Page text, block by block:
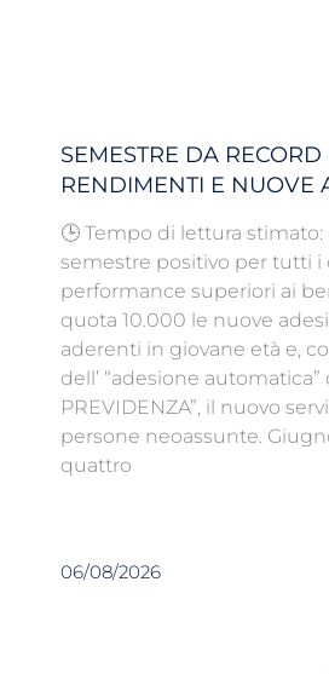
SEMESTRE DA RECORD
RENDIMENTI E NUOVE
🕒 Tempo di lettura
semestre positivo per tutti i
performance superiori ai
quota 10.000 le nuove
aderenti in giovane età e,
dell’ “adesione automatica”
PREVIDENZA”, il nuovo
persone neoassunte.
quattro
06/08/2026